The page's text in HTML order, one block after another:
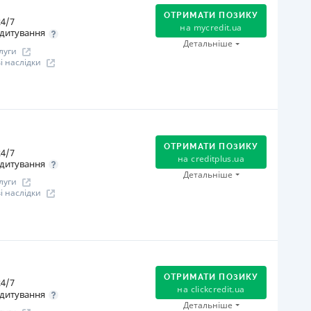
Онлайн (через сайт або інтернет-банкінг)
Через термінали самообслуговування
Через термінали Приватбанку
НБУ
7
ОТРИМАТИ ПОЗИКУ
на mycredit.ua
Детальніше
Через відділення банків-партнерів
Через термінали самообслуговування
В касах і терміналах відділень
Через термінали Приватбанку
інформація про кредит
7
ОТРИМАТИ ПОЗИКУ
на creditplus.ua
Детальніше
Онлайн (через сайт або інтернет-банкінг)
Через термінали Приватбанку
Через термінали самообслуговування
7
ОТРИМАТИ ПОЗИКУ
на clickcredit.ua
Детальніше